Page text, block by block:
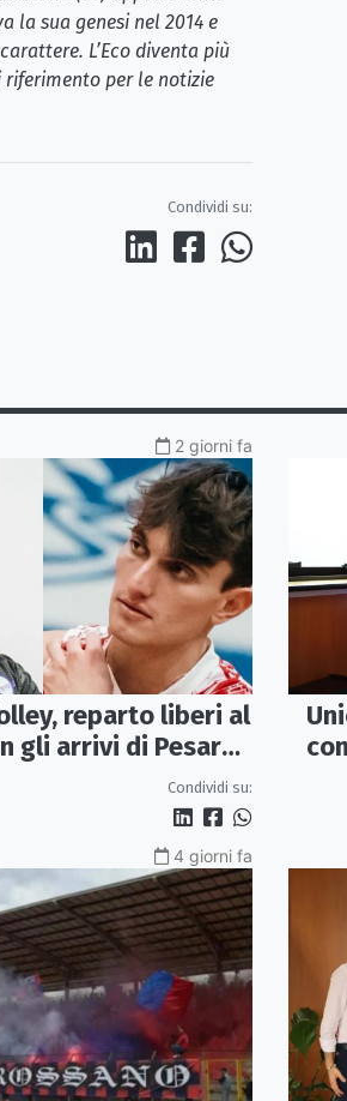
la sua genesi nel 2014 e
L’Eco diventa più
per le notizie
Condividi su:
2 giorni fa
reparto liberi al
gli arrivi di Pesare
Condividi su:
4 giorni fa